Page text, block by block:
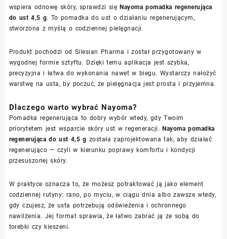
wspiera odnowę skóry, sprawdzi sięNayoma pomadka regenerująca
do ust 4,5 g. To pomadka do ust o działaniu regenerującym,
stworzona z myślą o codziennej pielęgnacji.
Produkt pochodzi od Silesian Pharma i został przygotowany w
wygodnej formie sztyftu. Dzięki temu aplikacja jest szybka,
precyzyjna i łatwa do wykonania nawet w biegu. Wystarczy nałożyć
warstwę na usta, by poczuć, że pielęgnacja jest prosta i przyjemna.
Dlaczego warto wybrać Nayoma?
Pomadka regenerująca to dobry wybór wtedy, gdy Twoim
priorytetem jest wsparcie skóry ust w regeneracji.Nayoma pomadka
regenerująca do ust 4,5 g została zaprojektowana tak, aby działać
regenerująco — czyli w kierunku poprawy komfortu i kondycji
przesuszonej skóry.
W praktyce oznacza to, że możesz potraktować ją jako element
codziennej rutyny: rano, po myciu, w ciągu dnia albo zawsze wtedy,
gdy czujesz, że usta potrzebują odświeżenia i ochronnego
nawilżenia. Jej format sprawia, że łatwo zabrać ją ze sobą do
torebki czy kieszeni.